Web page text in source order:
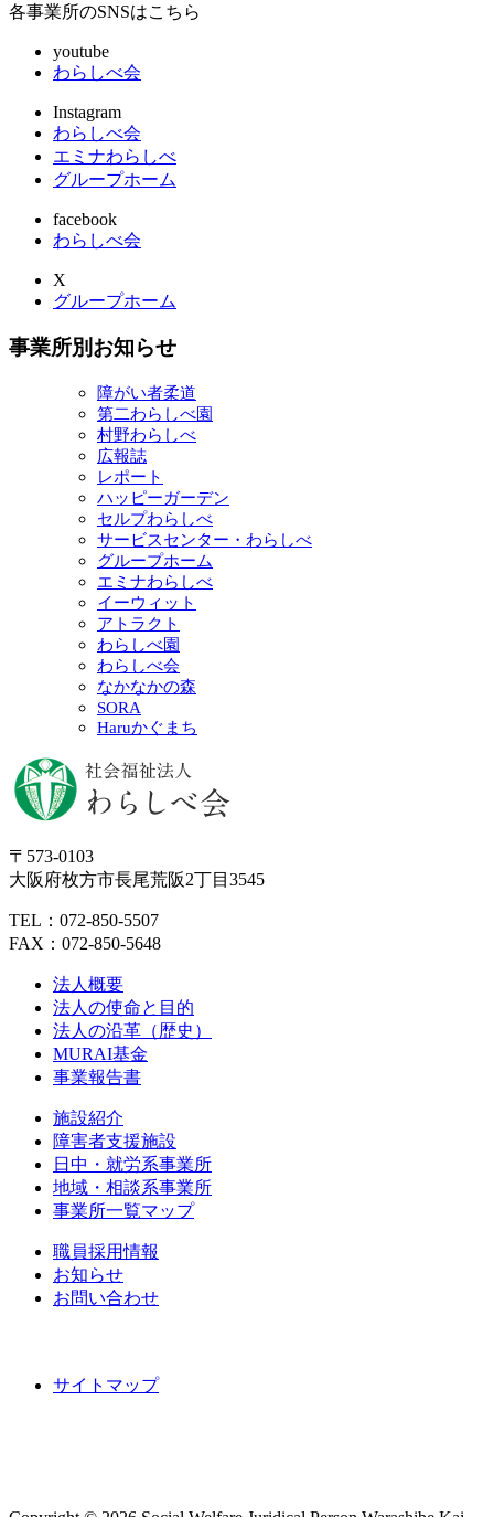
各事業所のSNSはこちら
youtube
わらしべ会
Instagram
わらしべ会
エミナわらしべ
グループホーム
facebook
わらしべ会
X
グループホーム
事業所別お知らせ
障がい者柔道
第二わらしべ園
村野わらしべ
広報誌
レポート
ハッピーガーデン
セルプわらしべ
サービスセンター・わらしべ
グループホーム
エミナわらしべ
イーウィット
アトラクト
わらしべ園
わらしべ会
なかなかの森
SORA
Haruかぐまち
〒573-0103
大阪府枚方市長尾荒阪2丁目3545
TEL：072-850-5507
FAX：072-850-5648
法人概要
法人の使命と目的
法人の沿革（歴史）
MURAI基金
事業報告書
施設紹介
障害者支援施設
日中・就労系事業所
地域・相談系事業所
事業所一覧マップ
職員採用情報
お知らせ
お問い合わせ
サイトマップ